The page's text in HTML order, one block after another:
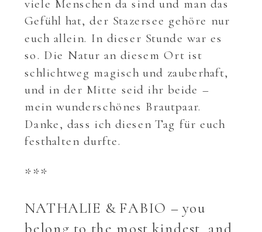
viele Menschen da sind und man das
Gefühl hat, der Stazersee gehöre nur
euch allein. In dieser Stunde war es
so. Die Natur an diesem Ort ist
schlichtweg magisch und zauberhaft,
und in der Mitte seid ihr beide –
mein wunderschönes Brautpaar.
Danke, dass ich diesen Tag für euch
festhalten durfte.
***
NATHALIE & FABIO – you